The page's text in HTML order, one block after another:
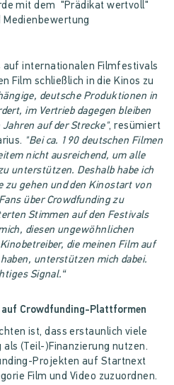
mit dem "Prädikat wertvoll"
Medienbewertung
auf internationalen Filmfestivals
Film schließlich in die Kinos zu
deutsche Produktionen in
im Vertrieb dagegen bleiben
auf der Strecke", resümiert
"Bei ca. 190 deutschen Filmen
nicht ausreichend, um alle
unterstützen. Deshalb habe ich
zu gehen und den Kinostart von
über Crowdfunding zu
Stimmen auf den Festivals
diesen ungewöhnlichen
die meinen Film auf
unterstützen mich dabei.
Signal.“
Crowdfunding-Plattformen
ist, dass erstaunlich viele
(Teil-)Finanzierung nutzen.
Projekten auf Startnext
Film und Video zuzuordnen.